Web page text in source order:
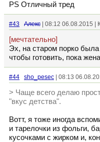
PS Отличный тред
#43 Алекс | 08:12 06.08.2015 |
[мечтательно]
Эх, на старом порко
чтобы готовить, пока
#44 sho_pesec | 08:13
> Чаще всего делаю
"вкус детства".
Вотт, я тоже иногда
и тарелочки из фольги,
кусочками с жирком и,